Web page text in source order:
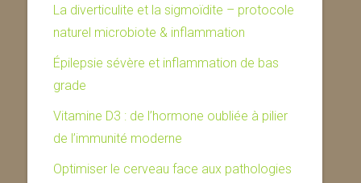
La diverticulite et la sigmoïdite – protocole
naturel microbiote & inflammation
Épilepsie sévère et inflammation de bas
grade
Vitamine D3 : de l’hormone oubliée à pilier
de l’immunité moderne
Optimiser le cerveau face aux pathologies